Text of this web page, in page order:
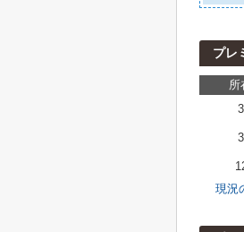
プレ
所
現況